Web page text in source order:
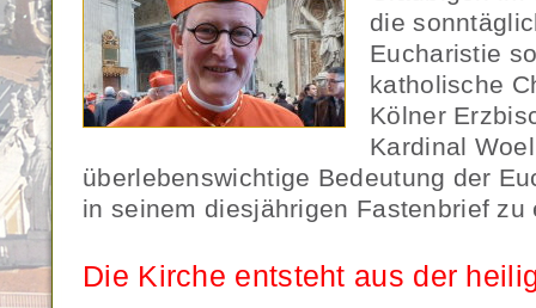
die
Eucharistie
katholische
Kölner
Kardinal
überlebenswichtige Bedeutung der
in seinem diesjährigen Fastenbrief zu
Die Kirche entsteht aus der